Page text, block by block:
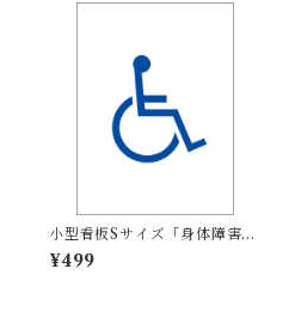
小型看板Sサイズ「身体障害者
マーク（青）」 屋外可【その
他・マーク】
¥499